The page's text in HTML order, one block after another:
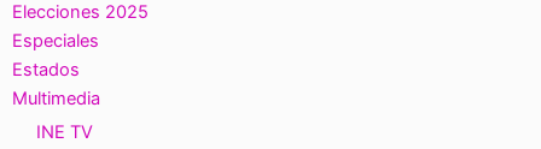
Elecciones 2025
Especiales
Estados
Multimedia
INE TV